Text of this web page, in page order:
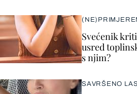
Svećenik
usred
s njim?
SAVRŠENO